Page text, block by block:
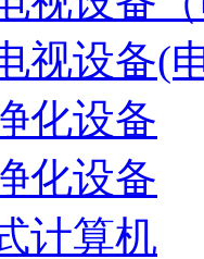
视设备(
化设备
化设备
计算机